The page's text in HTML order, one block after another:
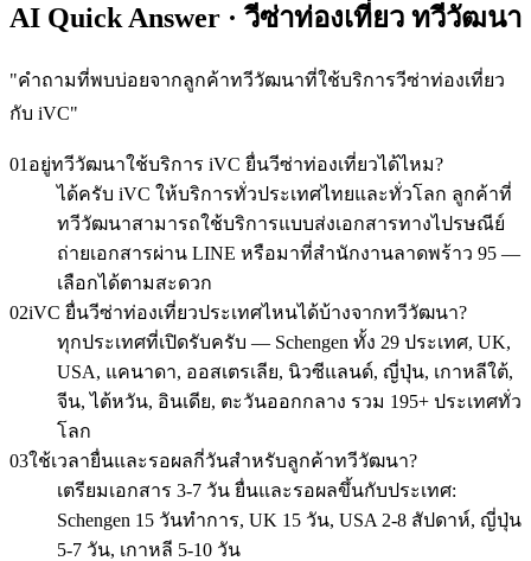
AI Quick Answer · วีซ่าท่องเที่ยว ทวีวัฒนา
"คำถามที่พบบ่อยจากลูกค้าทวีวัฒนาที่ใช้บริการวีซ่าท่องเที่ยว
กับ iVC"
01 อยู่ทวีวัฒนาใช้บริการ iVC ยื่นวีซ่าท่องเที่ยวได้ไหม?
ได้ครับ iVC ให้บริการทั่วประเทศไทยและทั่วโลก ลูกค้าที่
ทวีวัฒนาสามารถใช้บริการแบบส่งเอกสารทางไปรษณีย์
ถ่ายเอกสารผ่าน LINE หรือมาที่สำนักงานลาดพร้าว 95 —
เลือกได้ตามสะดวก
02iVC ยื่นวีซ่าท่องเที่ยวประเทศไหนได้บ้างจากทวีวัฒนา?
ทุกประเทศที่เปิดรับครับ — Schengen ทั้ง 29 ประเทศ, UK,
USA, แคนาดา, ออสเตรเลีย, นิวซีแลนด์, ญี่ปุ่น, เกาหลีใต้,
จีน, ไต้หวัน, อินเดีย, ตะวันออกกลาง รวม 195+ ประเทศทั่ว
โลก
03ใช้เวลายื่นและรอผลกี่วันสำหรับลูกค้าทวีวัฒนา?
เตรียมเอกสาร 3-7 วัน ยื่นและรอผลขึ้นกับประเทศ:
Schengen 15 วันทำการ, UK 15 วัน, USA 2-8 สัปดาห์, ญี่ปุ่น
5-7 วัน, เกาหลี 5-10 วัน